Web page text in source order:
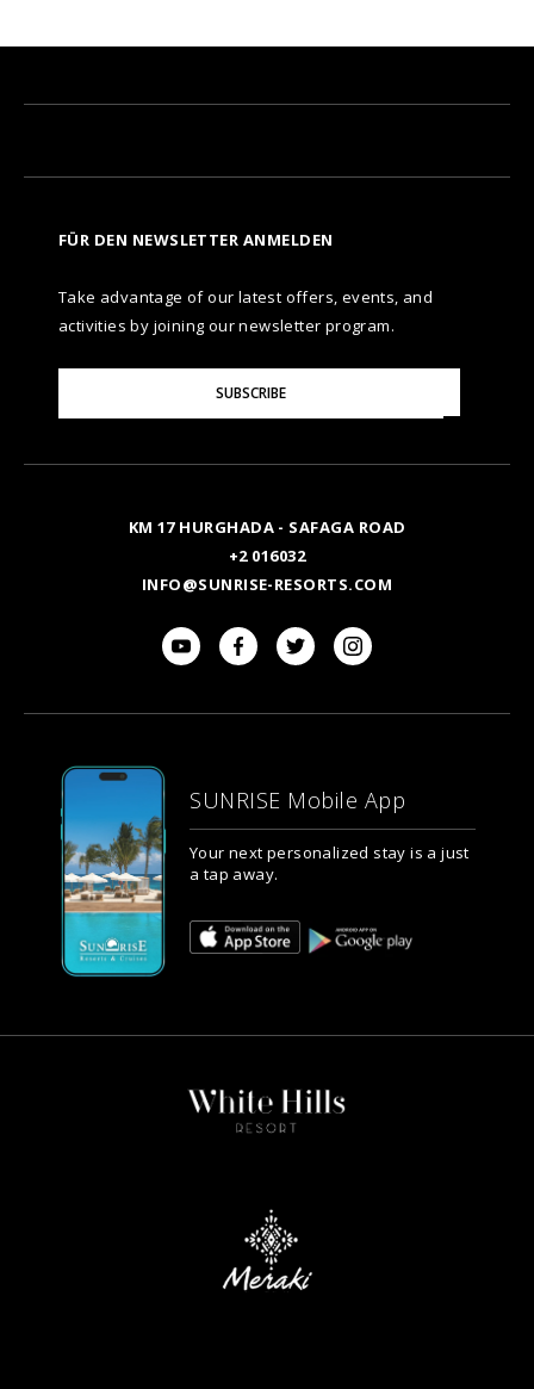
FÜR DEN NEWSLETTER ANMELDEN
Take advantage of our latest offers, events, and
activities by joining our newsletter program.
Your
SUBSCRIBE
KM 17 HURGHADA - SAFAGA ROAD
+2 016032
INFO@SUNRISE-RESORTS.COM
SUNRISE Mobile App
Your next personalized stay is a just
a tap away.